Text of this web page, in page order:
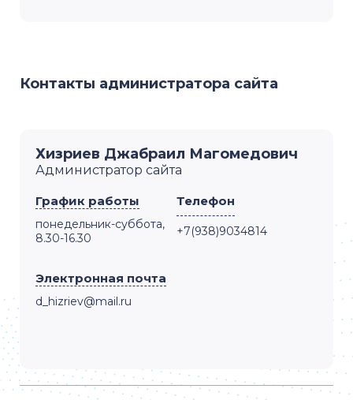
Контакты администратора сайта
Хизриев Джабраил Магомедович
Администратор сайта
График работы
понедельник-суббота,
8.30-16.30
Телефон
+7(938)9034814
Электронная почта
d_hizriev@mail.ru